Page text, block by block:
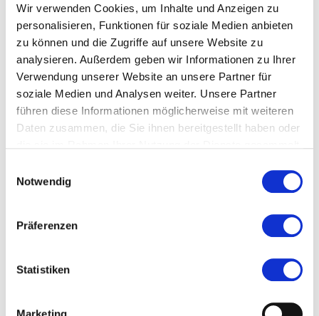
Wir verwenden Cookies, um Inhalte und Anzeigen zu
personalisieren, Funktionen für soziale Medien anbieten
zu können und die Zugriffe auf unsere Website zu
analysieren. Außerdem geben wir Informationen zu Ihrer
Verwendung unserer Website an unsere Partner für
soziale Medien und Analysen weiter. Unsere Partner
führen diese Informationen möglicherweise mit weiteren
Daten zusammen, die Sie ihnen bereitgestellt haben oder
Notwendig
Präferenzen
Statistiken
Marketing
#Lokaler Routenführer Hattersheim am Main
#Lokaler Routenführer Main-Taunus-Kreis
Ort und Anfahrt
Ladislaus-Winterstein-Ring